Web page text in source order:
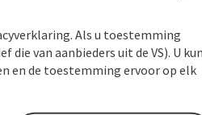
Als u toestemming
die van aanbieders uit de VS). U
en de toestemming ervoor op elk